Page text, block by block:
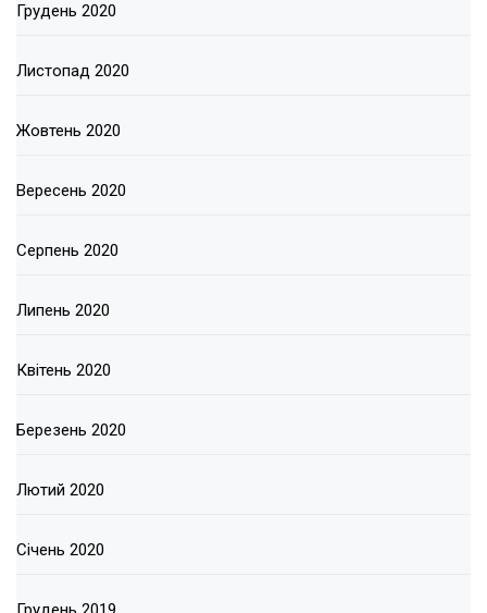
Грудень 2020
Листопад 2020
Жовтень 2020
Вересень 2020
Серпень 2020
Липень 2020
Квітень 2020
Березень 2020
Лютий 2020
Січень 2020